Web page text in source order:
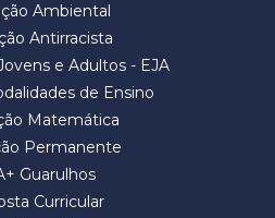
Ambiental
Antirracista
e Adultos - EJA
de Ensino
Matemática
Permanente
Guarulhos
Curricular